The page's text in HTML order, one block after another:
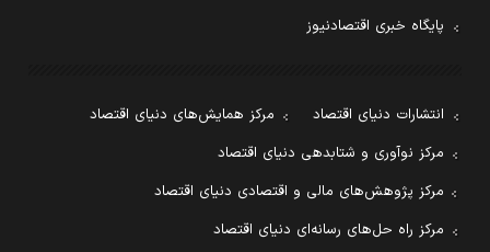
پایگاه خبری اقتصادنیوز
انتشارات دنیای اقتصاد
مرکز همایش‌های دنیای اقتصاد
مرکز نوآوری و شتابدهی دنیای اقتصاد
مرکز پژوهش‌های مالی و اقتصادی دنیای اقتصاد
مرکز راه حل‌های رسانه‌ای دنیای اقتصاد